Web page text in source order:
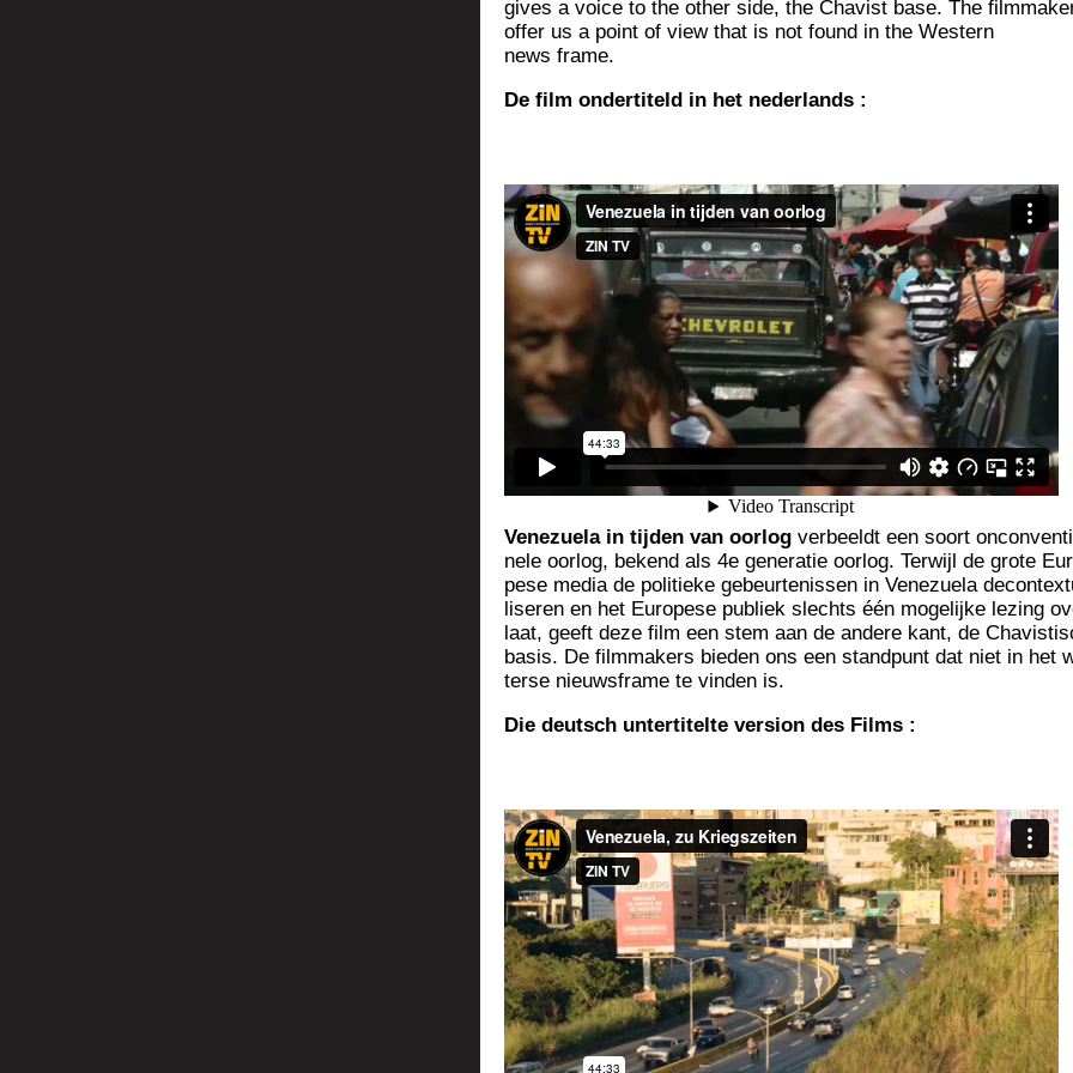
gives a voice to the other side, the Cha­vist base. The
offer us a point of view that is not found in the Wes­tern
news frame.
De film onder­ti­teld in het nederlands :
Vene­zue­la in tij­den van oor­logver­beeldt een soort
nele oor­log, bekend als 4e gene­ra­tie oor­log. Ter­wi­jl de grote
pese media de poli­tieke gebeur­te­nis­sen in Vene­zue­la
li­se­ren en het Euro­pese publiek slechts één moge­lijke lezing
laat, geeft deze film een stem aan de andere kant, de
basis. De film­ma­kers bie­den ons een stand­punt dat niet in het
terse nieuws­frame te vin­den is.
Die deutsch unter­ti­telte ver­sion des Films :